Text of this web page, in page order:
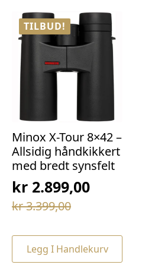
TILBUD!
Minox X-Tour 8×42 –
Allsidig håndkikkert
med bredt synsfelt
kr3.399,00
Opprinnelig
var:
kr 3.399,00.
kr 2.899,00
Nåværende
er:
kr 2.899,00.
Legg I Handlekurv